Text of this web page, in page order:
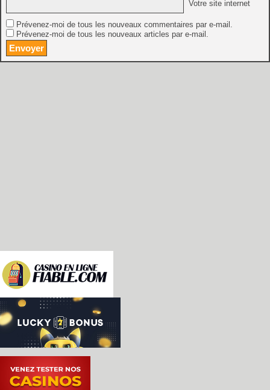
Votre site internet
Prévenez-moi de tous les nouveaux commentaires par e-mail.
Prévenez-moi de tous les nouveaux articles par e-mail.